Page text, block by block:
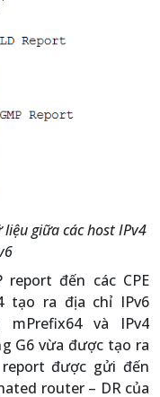
giữa các host IPv4
đến các CPE
tạo ra địa chỉ IPv6
và IPv4
G6 vừa được tạo ra
được gửi đến
router – DR của